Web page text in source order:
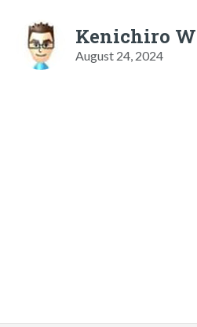
Kenichiro
August 24, 2024